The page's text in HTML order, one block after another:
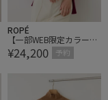
ROPÉ
【一部WEB限定カラー】
カシミヤブレンドスリー
ブ釦サイドスリットニッ
ト/イージーケア【J'aDo
Re・一部店舗限定サイ
¥24,200 予約